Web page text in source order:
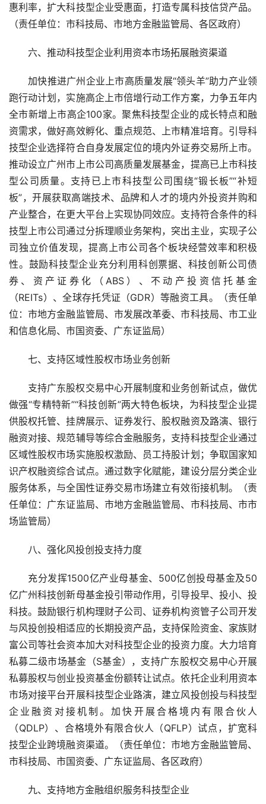
惠利率，扩大科技型企业受惠面，打造专属科技信贷产品。
（责任单位：市科技局、市地方金融监管局、各区政府）
六、推动科技型企业利用资本市场拓展融资渠道
加快推进广州企业上市高质量发展“领头羊”助力产业领
跑行动计划，实施高企上市倍增行动工作方案，力争五年内
全市新增上市高企100家。聚焦科技型企业的成长特点和融
资需求，做好高效孵化、重点规范、上市精准培育。引导科
技型企业选择符合自身发展定位的境内外证券交易所上市。
推动设立广州市上市公司高质量发展基金，提高已上市科技
型公司质量。支持已上市科技型公司围绕“锻长板”“补短
板”，开展获取高端技术、品牌和人才的境内外投资并购和
产业整合，在更大平台上实现协同效应。支持符合条件的科
技型上市公司通过分拆理顺业务架构，突出主业，实现子公
司独立价值发现，提高上市公司各个板块经营效率和积极
性。鼓励科技型企业充分利用科创票据、科技创新公司债
券、资产证券化（ABS）、不动产投资信托基金
（REITs）、全球存托凭证（GDR）等融资工具。（责任单
位：市地方金融监管局、市发展改革委、市科技局、市工业
和信息化局、市国资委、广东证监局）
七、支持区域性股权市场业务创新
支持广东股权交易中心开展制度和业务创新试点，做优
做强“专精特新”“科技创新”两大特色板块，为科技型企业提
供股权托管、挂牌展示、证券发行、股权融资及路演、银行
融资对接、规范辅导等综合金融服务，支持科技型企业通过
区域性股权市场实施股权激励、员工持股计划；争取国家知
识产权融资综合试点。通过数字化赋能，建设分层分类企业
服务体系，与全国性证券交易市场建立有效衔接机制。（责
任单位：广东证监局、市地方金融监管局、市科技局、市市
场监管局）
八、强化风投创投支持力度
充分发挥1500亿产业母基金、500亿创投母基金及50
亿广州科技创新母基金投引带动作用，引导投早、投小、投
科技。鼓励银行机构理财子公司、证券机构资管子公司开发
与风投创投相适应的长期投资产品，支持保险资金、家族财
富公司等社会资本加大对科技型企业的投资力度。大力培育
私募二级市场基金（S基金），支持广东股权交易中心开展
私募股权与创业投资基金份额转让试点。依托企业利用资本
市场对接平台开展科技型企业路演，建立风投创投与科技型
企业融资对接机制。加快开展合格境内有限合伙人
（QDLP）、合格境外有限合伙人（QFLP）试点，扩宽科
技型企业跨境融资渠道。（责任单位：市地方金融监管局、
市科技局、市国资委、广东证监局、各区政府）
九、支持地方金融组织服务科技型企业